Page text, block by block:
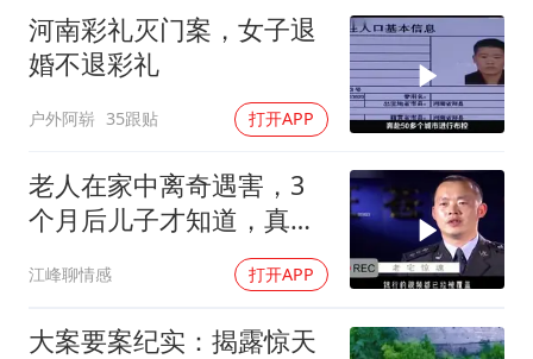
人民的健康、体质、幸福一脉相承
河南彩礼灭门案，女子退
婚不退彩礼
户外阿崭 35跟贴 打开APP
老人在家中离奇遇害，3
个月后儿子才知道，真相
江峰聊情感 打开APP
大案要案纪实：揭露惊天